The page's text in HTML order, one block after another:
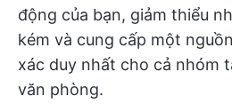
động của bạn, giảm thiểu
kém và cung cấp một
xác duy nhất cho cả nhóm
văn phòng.